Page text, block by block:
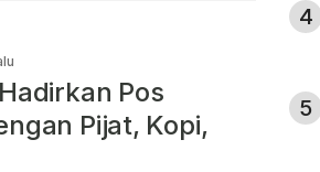
Pos
Pijat, Kopi,
4
5